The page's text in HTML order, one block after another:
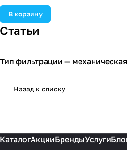
В корзину
Статьи
О воде и её очистке.
Тип фильтрации —
Назад к списку
КаталогАкцииБрендыУслуги